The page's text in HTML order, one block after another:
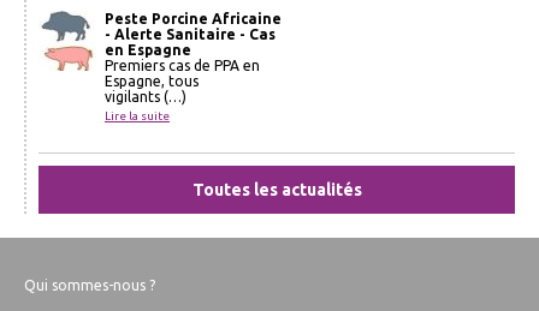
Peste Porcine Africaine
- Alerte Sanitaire - Cas
en Espagne
Premiers cas de PPA en
Espagne, tous
vigilants (…)
Lire la suite
Toutes les actualités
Qui sommes-nous ?